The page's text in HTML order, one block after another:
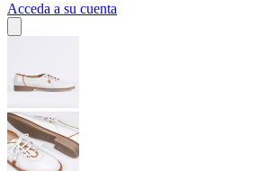
Acceda a su cuenta